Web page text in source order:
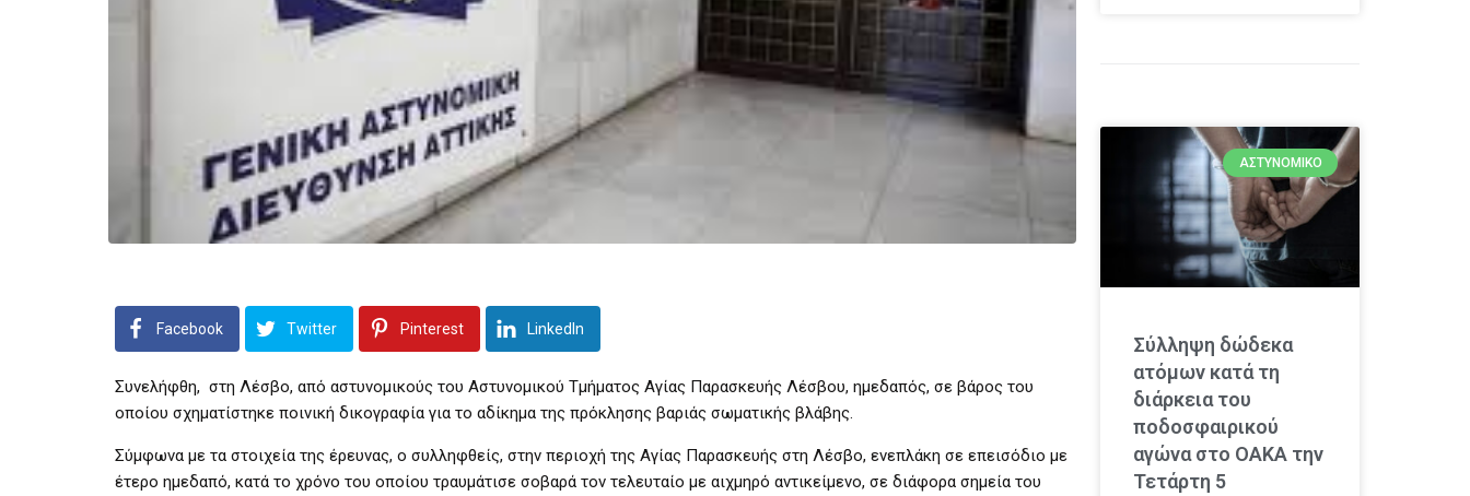
Facebook Twitter Pinterest LinkedIn
Συνελήφθη, στη Λέσβο, από αστυνομικούς του Αστυνομικού Τμήματος Αγίας Παρασκευής Λέσβου, ημεδαπός, σε βάρος του
οποίου σχηματίστηκε ποινική δικογραφία για το αδίκημα της πρόκλησης βαριάς σωματικής βλάβης.
Σύμφωνα με τα στοιχεία της έρευνας, ο συλληφθείς, στην περιοχή της Αγίας Παρασκευής στη Λέσβο, ενεπλάκη σε επεισόδιο με
έτερο ημεδαπό, κατά το χρόνο του οποίου τραυμάτισε σοβαρά τον τελευταίο με αιχμηρό αντικείμενο, σε διάφορα σημεία του
ΑΣΤΥΝΟΜΙΚΌ
Σύλληψη δώδεκα
ατόμων κατά τη
διάρκεια του
ποδοσφαιρικού
αγώνα στο ΟΑΚΑ την
Τετάρτη 5